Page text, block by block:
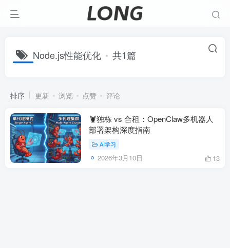
Node.js性能优化 共1篇
排序 更新 浏览 点赞 评论
🦞独栋 vs 合租：OpenClaw多机器人
部署架构深度指南
AI学习
2026年3月10日 13